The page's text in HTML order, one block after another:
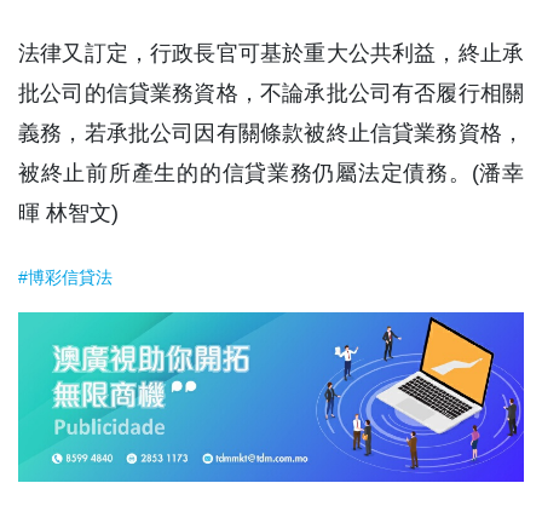
法律又訂定，行政長官可基於重大公共利益，終止承
批公司的信貸業務資格，不論承批公司有否履行相關
義務，若承批公司因有關條款被終止信貸業務資格，
被終止前所產生的的信貸業務仍屬法定債務。(潘幸
暉 林智文)
#博彩信貸法